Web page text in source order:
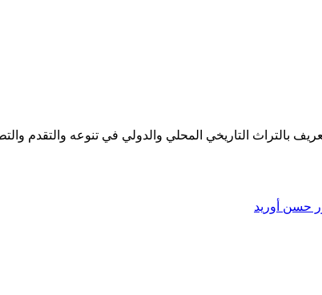
بالتراث التاريخي المحلي والدولي في تنوعه والتقدم
حسن أوريد